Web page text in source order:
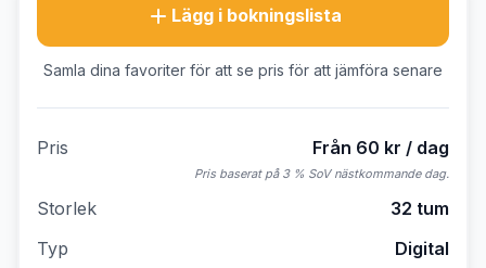
Lägg i bokningslista
Samla dina favoriter för att se pris för att jämföra senare
Pris Från 60 kr / dag
Pris baserat på 3 % SoV nästkommande dag.
Storlek
32 tum
Typ
Digital